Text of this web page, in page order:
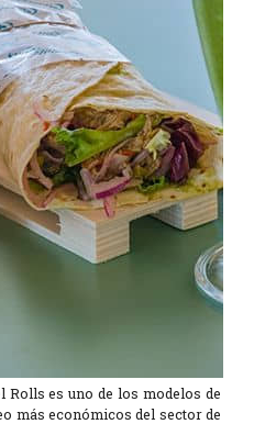
Rolls es uno de los modelos de
más económicos del sector de